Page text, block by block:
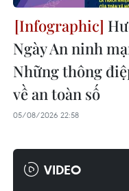
Ngày An ninh
Những thông
về an toàn số
05/08/2026 22:58
VIDEO